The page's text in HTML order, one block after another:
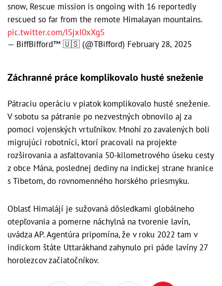
snow, Rescue mission is ongoing with 16 reportedly
rescued so far from the remote Himalayan mountains.
pic.twitter.com/ISjxI0xXgS
— BiffBifford™ 🇺🇸 (@TBifford) February 28, 2025
Záchranné práce komplikovalo husté sneženie
Pátraciu operáciu v piatok komplikovalo husté sneženie.
V sobotu sa pátranie po nezvestných obnovilo aj za
pomoci vojenských vrtuľníkov. Mnohí zo zavalených boli
migrujúci robotníci, ktorí pracovali na projekte
rozširovania a asfaltovania 50-kilometrového úseku cesty
z obce Mána, poslednej dediny na indickej strane hranice
s Tibetom, do rovnomenného horského priesmyku.
Oblasť Himalájí je sužovaná dôsledkami globálneho
otepľovania a pomerne náchylná na tvorenie lavín,
uvádza AP. Agentúra pripomína, že v roku 2022 tam v
indickom štáte Uttarákhand zahynulo pri páde lavíny 27
horolezcov začiatočníkov.